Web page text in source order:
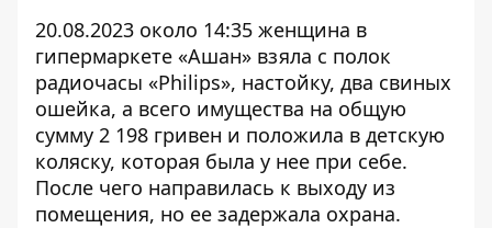
20.08.2023 около 14:35 женщина в
гипермаркете «Ашан» взяла с полок
радиочасы «Philips», настойку, два свиных
ошейка, а всего имущества на общую
сумму 2 198 гривен и положила в детскую
коляску, которая была у нее при себе.
После чего направилась к выходу из
помещения, но ее задержала охрана.